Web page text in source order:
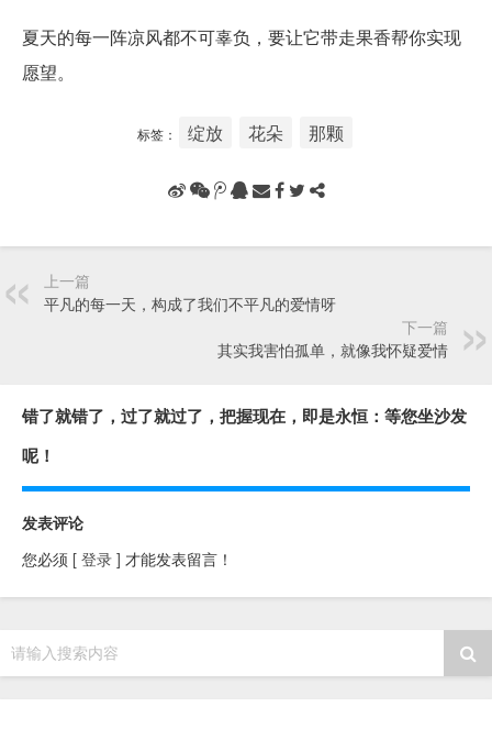
夏天的每一阵凉风都不可辜负，要让它带走果香帮你实现
愿望。
标签： 绽放 花朵 那颗
上一篇
平凡的每一天，构成了我们不平凡的爱情呀
下一篇
其实我害怕孤单，就像我怀疑爱情
错了就错了，过了就过了，把握现在，即是永恒：等您坐沙发
呢！
发表评论
您必须 [ 登录 ] 才能发表留言！
请输入搜索内容